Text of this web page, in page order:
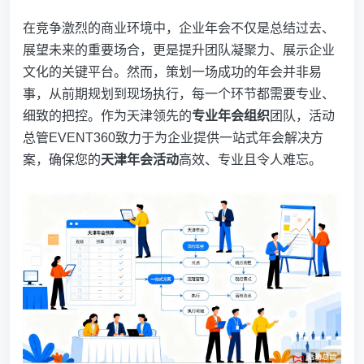
在竞争激烈的商业环境中，企业年会不仅是总结过去、
展望未来的重要场合，更是提升团队凝聚力、展示企业
文化的关键平台。然而，策划一场成功的年会并非易
事，从前期规划到现场执行，每一个环节都需要专业、
细致的把控。作为天津领先的专业年会组织 团队，活动
总管EVENT360致力于为企业提供一站式年会解决方
案，确保您的天津年会活动高效、专业且令人难忘。